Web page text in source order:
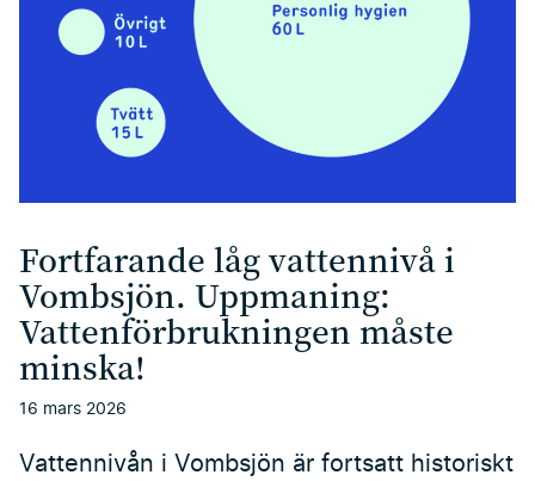
Fortfarande låg vattennivå i
Vombsjön. Uppmaning:
Vattenförbrukningen måste
minska!
16 mars 2026
Vattennivån i Vombsjön är fortsatt historiskt